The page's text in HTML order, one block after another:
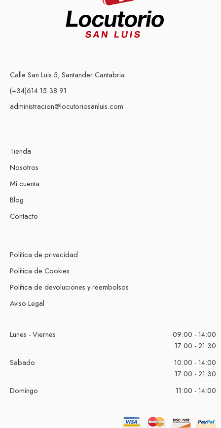
Calle San Luis 5, Santander Cantabria.
(+34)614 15 38 91
administracion@locutoriosanluis.com
Tienda
Nosotros
Mi cuenta
Blog
Contacto
Política de privacidad
Política de Cookies
Política de devoluciones y reembolsos
Aviso Legal
Lunes - Viernes
09:00 - 14:00
17:00 - 21:30
Sabado
10:00 - 14:00
17:00 - 21:30
Domingo
11:00 - 14:00